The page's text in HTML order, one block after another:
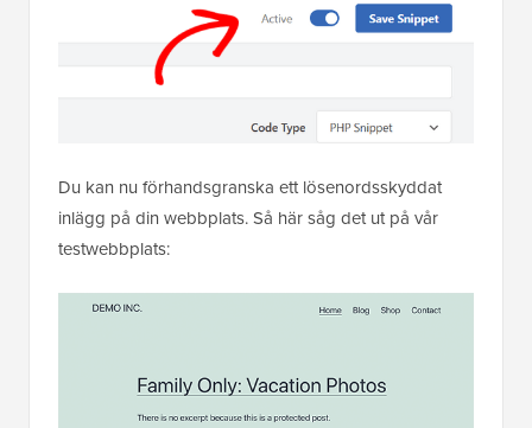
Du kan nu förhandsgranska ett lösenordsskyddat
inlägg på din webbplats. Så här såg det ut på vår
testwebbplats: